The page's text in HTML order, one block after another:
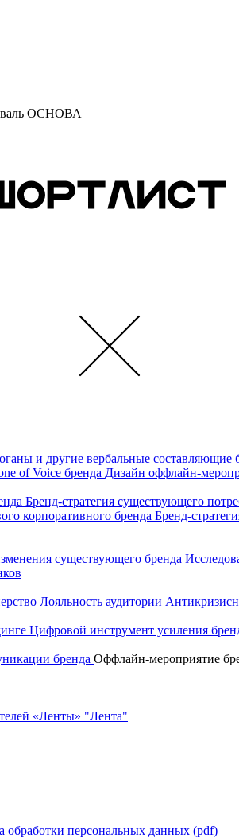
ОСНОВА
и другие вербальные составляющие
of Voice бренда Дизайн оффлайн-
Бренд-стратегия существующего
корпоративного бренда Бренд-
существующего бренда
Лояльность аудитории
Цифровой инструмент усиления
бренда Оффлайн-мероприятие
«Ленты» "Лента"
обработки персональных данных (pdf)